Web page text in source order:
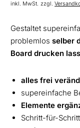
inkl. MwSt. zzgl.
Gestaltet
problemlosselber
Board drucken
alles frei
supereinfache
Elemente
Schritt-für-